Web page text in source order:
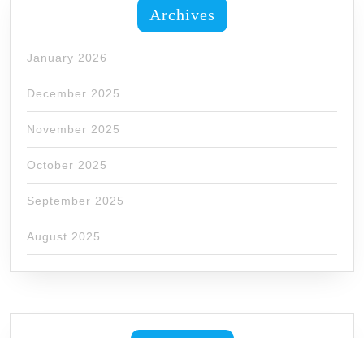
Archives
January 2026
December 2025
November 2025
October 2025
September 2025
August 2025